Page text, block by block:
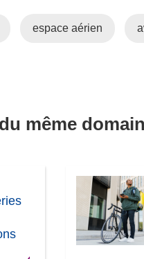
espace aérien
même